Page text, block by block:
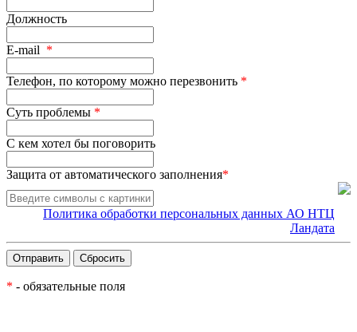
Должность
E-mail *
Телефон, по которому можно перезвонить *
Суть проблемы *
С кем хотел бы поговорить
Защита от автоматического заполнения*
Политика обработки персональных данных АО НТЦ
Ландата
* - обязательные поля